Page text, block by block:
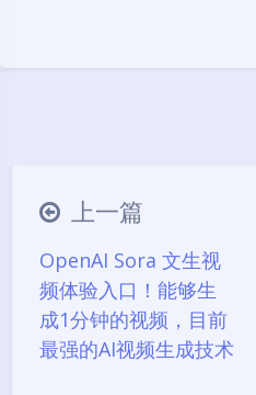
上一篇
OpenAI Sora 文生视
频体验入口！能够生
成1分钟的视频，目前
最强的AI视频生成技术